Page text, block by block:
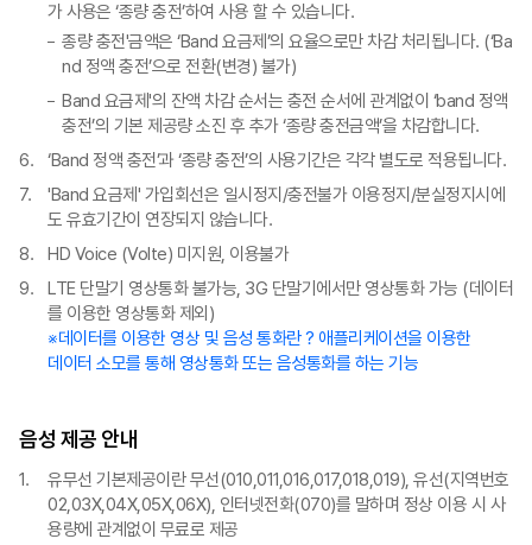
가 사용은 ‘종량 충전’하여 사용 할 수 있습니다.
종량 충전'금액은 ‘Band 요금제’의 요율으로만 차감 처리됩니다. (‘Ba
nd 정액 충전’으로 전환(변경) 불가)
Band 요금제'의 잔액 차감 순서는 충전 순서에 관계없이 ‘band 정액
충전’의 기본 제공량 소진 후 추가 ‘종량 충전금액’을 차감합니다.
‘Band 정액 충전’과 ‘종량 충전’의 사용기간은 각각 별도로 적용됩니다.
'Band 요금제' 가입회선은 일시정지/충전불가 이용정지/분실정지시에
도 유효기간이 연장되지 않습니다.
HD Voice (Volte) 미지원, 이용불가
LTE 단말기 영상통화 불가능, 3G 단말기에서만 영상통화 가능 (데이터
를 이용한 영상통화 제외)
※데이터를 이용한 영상 및 음성 통화란 ? 애플리케이션을 이용한
데이터 소모를 통해 영상통화 또는 음성통화를 하는 기능
음성 제공 안내
유무선 기본제공이란 무선(010,011,016,017,018,019), 유선(지역번호
02,03X,04X,05X,06X), 인터넷전화(070)를 말하며 정상 이용 시 사
용량에 관계없이 무료로 제공